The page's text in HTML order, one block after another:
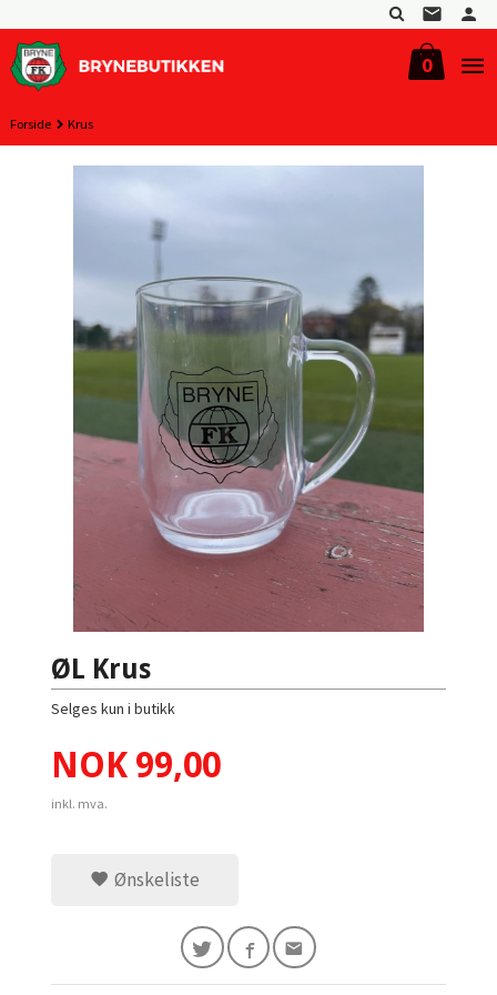
til
innholdet
0
Forside Krus
ØL Krus
Selges kun i butikk
Pris
NOK 99,00
inkl. mva.
Ønskeliste